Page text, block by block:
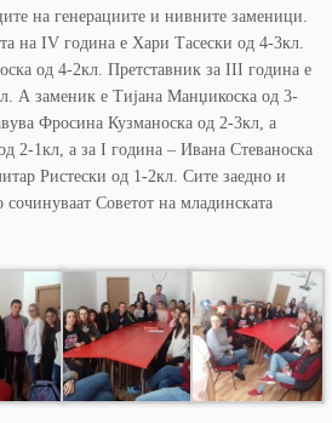
на генерациите и нивните заменици.
на IV година е Хари Тасески од 4-3кл.
од 4-2кл. Претставник за III година е
А заменик е Тијана Манџикоска од 3-
Фросина Кузманоска од 2-3кл, а
2-1кл, а за I година – Ивана Стеваноска
Ристески од 1-2кл. Сите заедно и
Советот на младинската